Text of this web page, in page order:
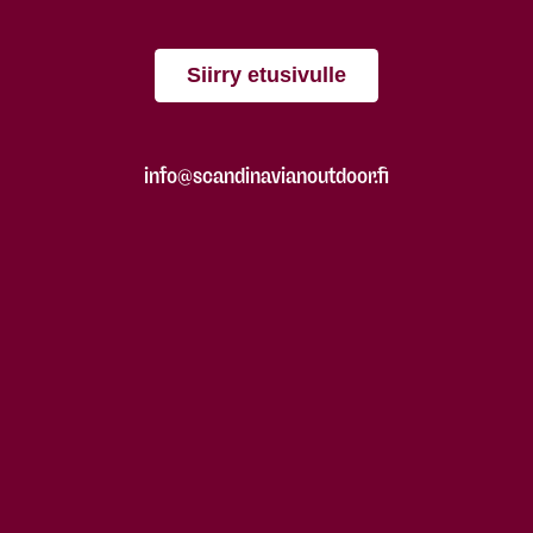
Siirry etusivulle
info@scandinavianoutdoor.fi